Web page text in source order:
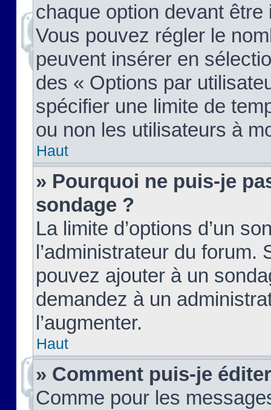
chaque option devant
Vous pouvez régler le
peuvent insérer en
des « Options par
spécifier une limite de
ou non les utilisateurs à
Haut
» Pourquoi ne puis-je
sondage ?
La limite d’options d’un
l’administrateur du forum.
pouvez ajouter à un
demandez à un
l’augmenter.
Haut
» Comment puis-je
Comme pour les